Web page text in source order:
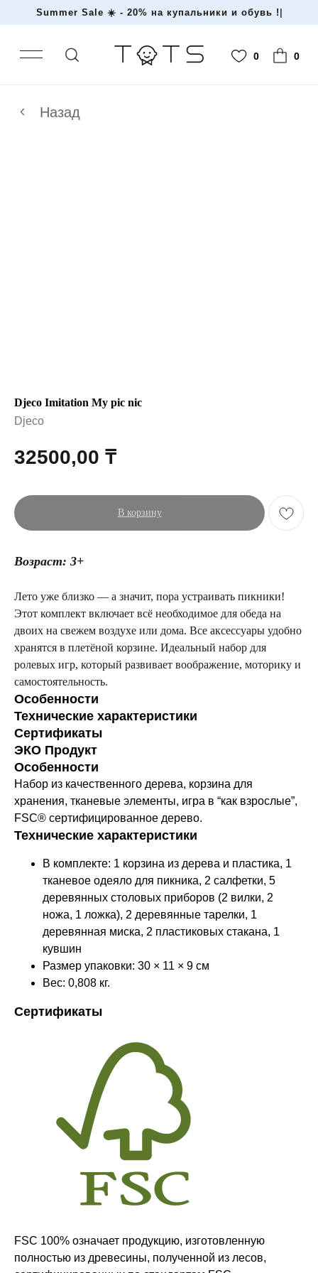
Summer Sale ☀️ - 20% на купальники и обувь !
Djeco Imitation My pic nic
Djeco
32500,00 ₸
В корзину
Возраст: 3+
Лето уже близко — а значит, пора устраивать пикники!
Этот комплект включает всё необходимое для обеда на
двоих на свежем воздухе или дома. Все аксессуары удобно
хранятся в плетёной корзине. Идеальный набор для
ролевых игр, который развивает воображение, моторику и
самостоятельность.
Особенности
Технические характеристики
Сертификаты
ЭКО Продукт
Особенности
Набор из качественного дерева, корзина для
хранения, тканевые элементы, игра в “как взрослые”,
FSC® сертифицированное дерево.
Технические характеристики
В комплекте: 1 корзина из дерева и пластика, 1
тканевое одеяло для пикника, 2 салфетки, 5
деревянных столовых приборов (2 вилки, 2
ножа, 1 ложка), 2 деревянные тарелки, 1
деревянная миска, 2 пластиковых стакана, 1
кувшин
Размер упаковки: 30 × 11 × 9 см
Вес: 0,808 кг.
Сертификаты
FSC 100% означает продукцию, изготовленную
полностью из древесины, полученной из лесов,
Оставайтесь в курсе новостей и
узнавайте первыми о наших
новинках
О нас
Договор-оферта